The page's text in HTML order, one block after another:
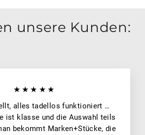
unsere Kunden:
★★★★★
alles tadellos funktioniert …
ist klasse und die Auswahl teils
bekommt Marken+Stücke, die